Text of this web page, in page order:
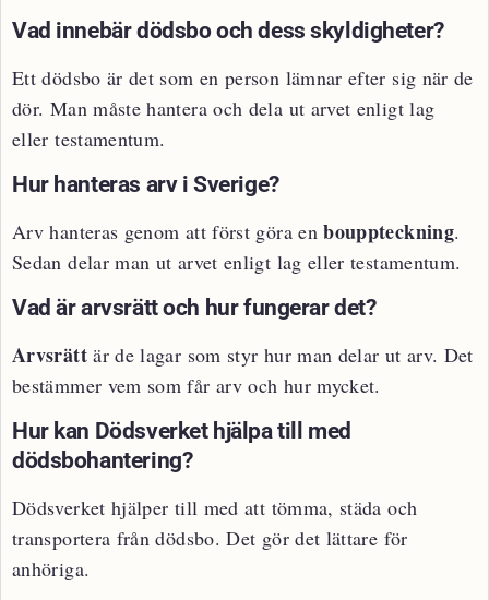
Vad innebär dödsbo och dess skyldigheter?
Ett dödsbo är det som en person lämnar efter sig när de
dör. Man måste hantera och dela ut arvet enligt lag
eller testamentum.
Hur hanteras arv i Sverige?
Arv hanteras genom att först göra enbouppteckning.
Sedan delar man ut arvet enligt lag eller testamentum.
Vad är arvsrätt och hur fungerar det?
Arvsrättär de lagar som styr hur man delar ut arv. Det
bestämmer vem som får arv och hur mycket.
Hur kan Dödsverket hjälpa till med
dödsbohantering?
Dödsverket hjälper till med att tömma, städa och
transportera från dödsbo. Det gör det lättare för
anhöriga.